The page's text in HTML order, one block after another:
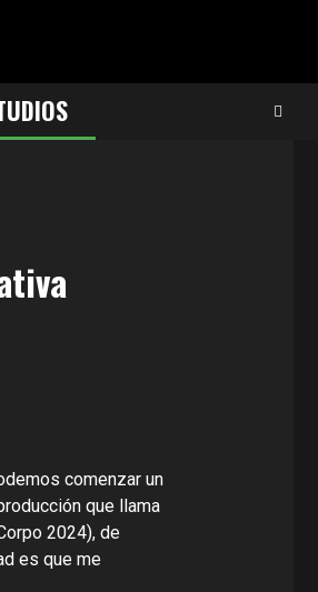
comenzar un
que llama
2024), de
es que me